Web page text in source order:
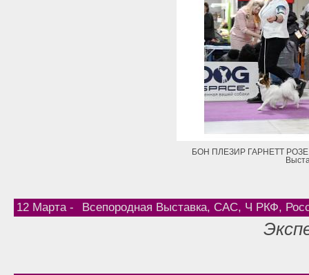
БОН ПЛЕЗИР ГАРНЕТТ РОЗЕ
12 Марта - Всепородная Выставка, САС, Ч РКФ,